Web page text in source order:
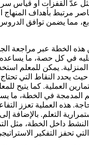
عدّ القفزات أو قياس
مرتبط بأهداف المنهاج
مما يضمن توافق
الخطة عبر مراجعة
في كل حصة، ما
المنزلية. يمكن للمعلم
يحدد النقاط التي
العملية. كما يتيح
المدمجة في الخطة، ما
هذه العملية تعزز
التعلم. بالإضافة
داخل الخطة، مثل
تحفز التفكير